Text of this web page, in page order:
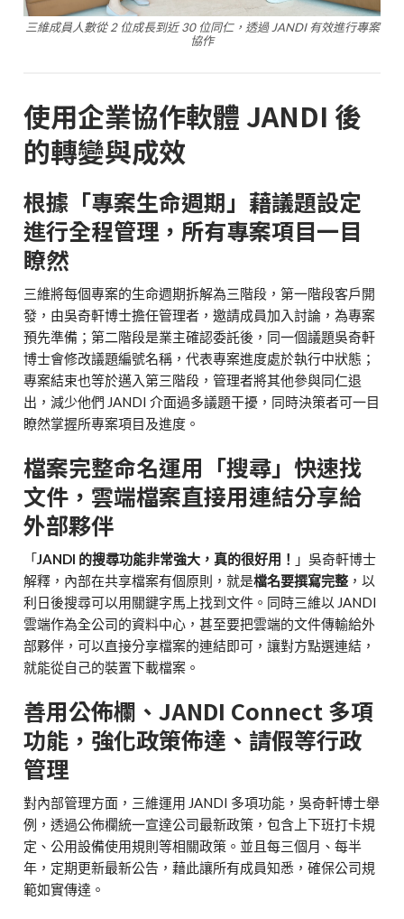
三維成員人數從 2 位成長到近 30 位同仁，透過 JANDI 有效進行專案
協作
使用企業協作軟體 JANDI 後
的轉變與成效
根據「專案生命週期」藉議題設定
進行全程管理，所有專案項目一目
瞭然
三維將每個專案的生命週期拆解為三階段，第一階段客戶開
發，由吳奇軒博士擔任管理者，邀請成員加入討論，為專案
預先準備；第二階段是業主確認委託後，同一個議題吳奇軒
博士會修改議題編號名稱，代表專案進度處於執行中狀態；
專案結束也等於邁入第三階段，管理者將其他參與同仁退
出，減少他們 JANDI 介面過多議題干擾，同時決策者可一目
瞭然掌握所專案項目及進度。
檔案完整命名運用「搜尋」快速找
文件，雲端檔案直接用連結分享給
外部夥伴
「JANDI 的搜尋功能非常強大，真的很好用！ 」吳奇軒博士
解釋，內部在共享檔案有個原則，就是檔名要撰寫完整 ，以
利日後搜尋可以用關鍵字馬上找到文件。同時三維以 JANDI
雲端作為全公司的資料中心，甚至要把雲端的文件傳輸給外
部夥伴，可以直接分享檔案的連結即可，讓對方點選連結，
就能從自己的裝置下載檔案。
善用公佈欄、JANDI Connect 多項
功能，強化政策佈達、請假等行政
管理
對內部管理方面，三維運用 JANDI 多項功能，吳奇軒博士舉
例，透過公佈欄統一宣達公司最新政策，包含上下班打卡規
定、公用設備使用規則等相關政策。並且每三個月、每半
年，定期更新最新公告，藉此讓所有成員知悉，確保公司規
範如實傳達。